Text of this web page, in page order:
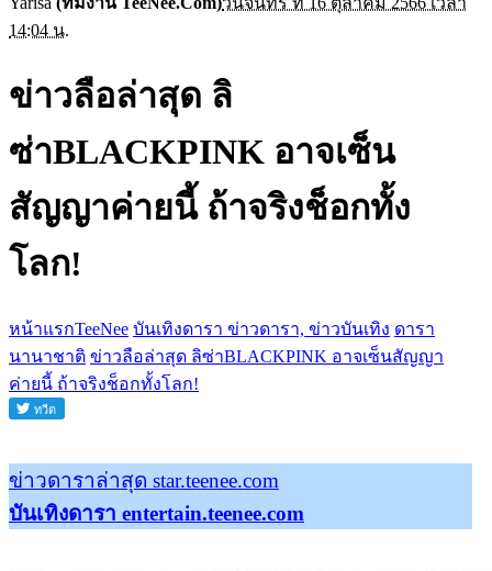
14:04 น.
ข่าวลือล่าสุด ลิ
ซ่าBLACKPINK อาจเซ็น
สัญญาค่ายนี้ ถ้าจริงช็อกทั้ง
โลก!
หน้าแรกTeeNee บันเทิงดารา ข่าวดารา, ข่าวบันเทิง ดารา
นานาชาติ ข่าวลือล่าสุด ลิซ่าBLACKPINK อาจเซ็นสัญญา
ค่ายนี้ ถ้าจริงช็อกทั้งโลก!
ข่าวดาราล่าสุด star.teenee.com
บันเทิงดารา entertain.teenee.com